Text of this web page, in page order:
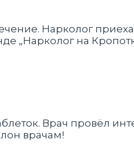
Нарколог
„Нарколог на
Врач провёл
врачам!